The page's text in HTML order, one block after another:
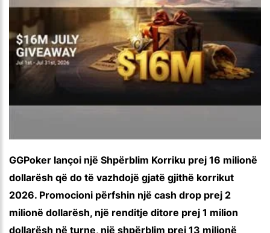
GGPoker lançoi një Shpërblim Korriku prej 16 milionë
dollarësh që do të vazhdojë gjatë gjithë korrikut
2026. Promocioni përfshin një cash drop prej 2
milionë dollarësh, një renditje ditore prej 1 milion
dollarësh në turne, një shpërblim prej 13 milionë